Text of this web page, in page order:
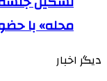
محله» با
دیگر اخبار